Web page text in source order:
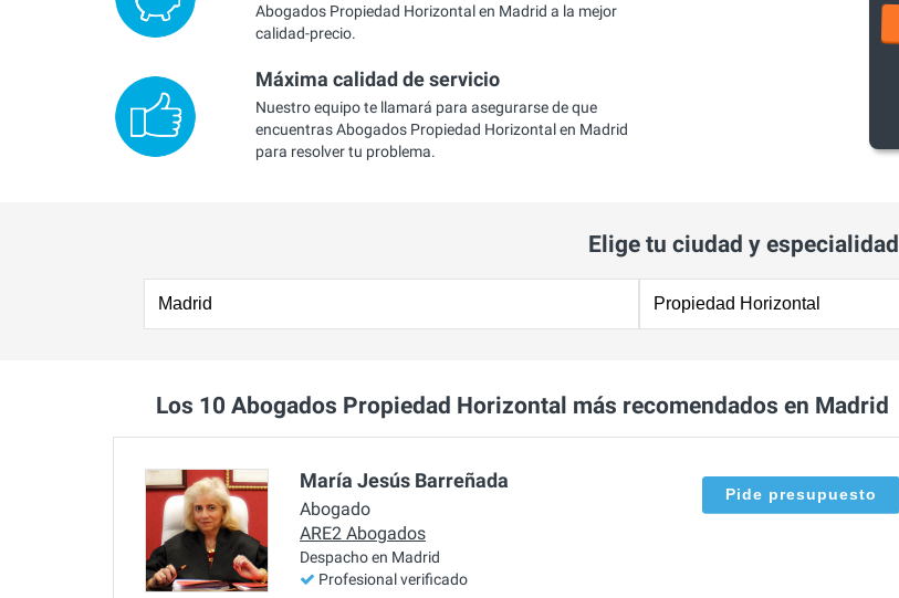
Abogados Propiedad Horizontal en Madrid a la mejor
calidad-precio.
Máxima calidad de servicio
Nuestro equipo te llamará para asegurarse de que
encuentras Abogados Propiedad Horizontal en Madrid
para resolver tu problema.
Elige tu ciudad y especialidad
Los 10 Abogados Propiedad Horizontal más recomendados en Madrid
María Jesús Barreñada
Abogado
ARE2 Abogados
Despacho en Madrid
Profesional verificado
Pide presupuesto